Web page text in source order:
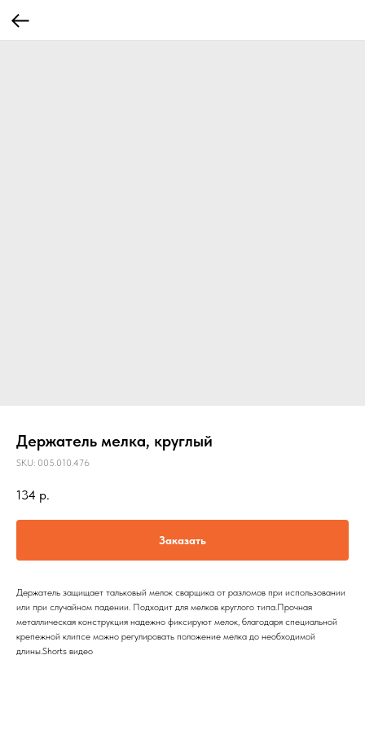
Держатель мелка, круглый
SKU: 005.010.476
134 р.
Заказать
Держатель защищает тальковый мелок сварщика от разломов при использовании
или при случайном падении. Подходит для мелков круглого типа.Прочная
металлическая конструкция надежно фиксируют мелок, благодаря специальной
крепежной клипсе можно регулировать положение мелка до необходимой
длины.Shorts видео